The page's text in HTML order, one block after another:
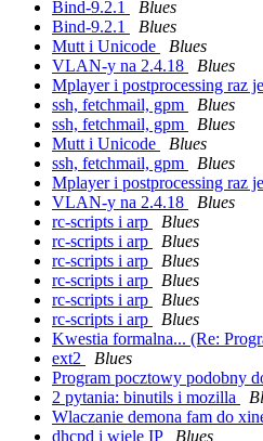
Bind-9.2.1
Blues
Bind-9.2.1
Blues
Mutt i Unicode
Blues
VLAN-y na 2.4.18
Blues
Mplayer i postprocessing raz
ssh, fetchmail, gpm
Blues
ssh, fetchmail, gpm
Blues
Mutt i Unicode
Blues
ssh, fetchmail, gpm
Blues
Mplayer i postprocessing raz
VLAN-y na 2.4.18
Blues
rc-scripts i arp
Blues
rc-scripts i arp
Blues
rc-scripts i arp
Blues
rc-scripts i arp
Blues
rc-scripts i arp
Blues
rc-scripts i arp
Blues
Kwestia formalna... (Re:
ext2
Blues
Program pocztowy podobny
2 pytania: binutils i mozilla
Wlaczanie demona fam do
dhcpd i wiele IP
Blues